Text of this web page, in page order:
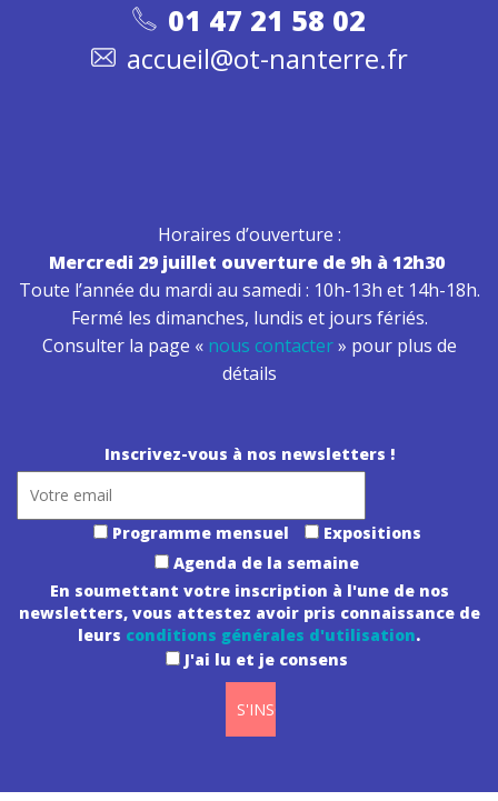
01 47 21 58 02
accueil@ot-nanterre.fr
Horaires d’ouverture :
Mercredi 29 juillet ouverture de 9h à 12h30
Toute l’année du mardi au samedi : 10h-13h et 14h-18h.
Fermé les dimanches, lundis et jours fériés.
Consulter la page « nous contacter» pour plus de
détails
Inscrivez-vous à nos newsletters !
Programme mensuel
Expositions
Agenda de la semaine
En soumettant votre inscription à l'une de nos
newsletters, vous attestez avoir pris connaissance de
leurs conditions générales d'utilisation.
J'ai lu et je consens